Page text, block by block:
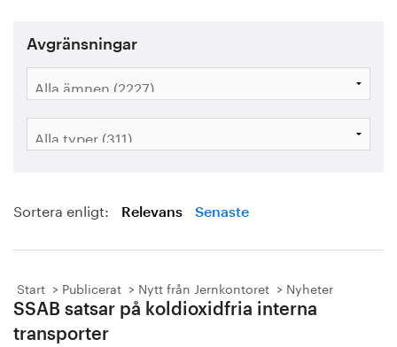
Vi tycker
Bildbank
Avgränsningar
Sortera enligt: Relevans Senaste
Start Publicerat Nytt från Jernkontoret Nyheter
SSAB satsar på koldioxidfria interna
transporter